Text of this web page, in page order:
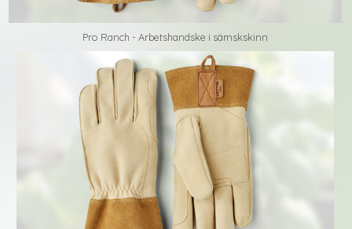
Pro Ranch - Arbetshandske i sämskskinn